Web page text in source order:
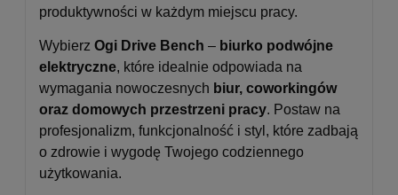
produktywności w każdym miejscu pracy.
Wybierz Ogi Drive Bench – biurko podwójne
elektryczne, które idealnie odpowiada na
wymagania nowoczesnych biur, coworkingów
oraz domowych przestrzeni pracy. Postaw na
profesjonalizm, funkcjonalność i styl, które zadbają
o zdrowie i wygodę Twojego codziennego
użytkowania.